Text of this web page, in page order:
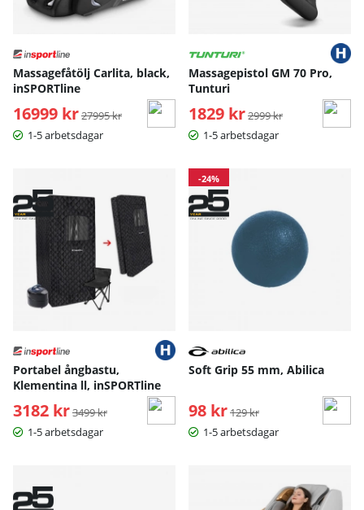
Massagefåtölj Carlita, black,
inSPORTline
16999 kr Ordinarie pris:
27995 kr
1-5 arbetsdagar
Massagepistol GM 70 Pro,
Tunturi
1829 kr Ordinarie pris:
2999 kr
1-5 arbetsdagar
Portabel ångbastu,
Klementina ll, inSPORTline
3182 kr Ordinarie pris:
3499 kr
1-5 arbetsdagar
-24%
Soft Grip 55 mm, Abilica
98 kr Ordinarie pris:
129 kr
1-5 arbetsdagar